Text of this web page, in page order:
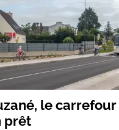
le
prêt